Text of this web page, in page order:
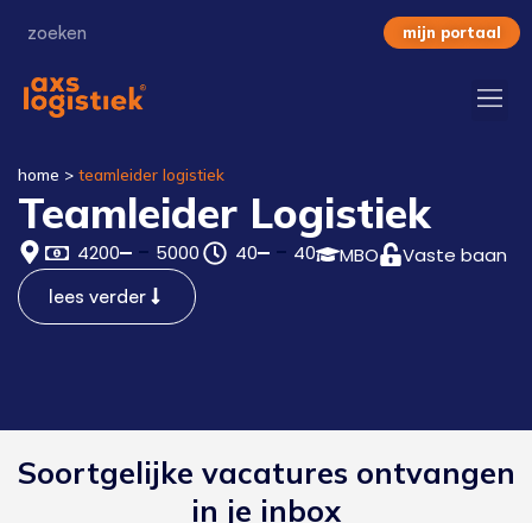
mijn portaal
home > teamleider logistiek
Teamleider Logistiek
4200 5000 40 40 MBO Vaste baan
lees verder
Soortgelijke vacatures ontvangen
in je inbox